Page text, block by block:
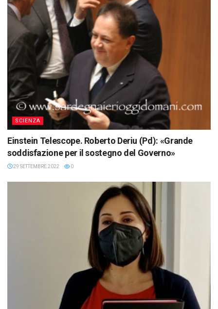
SCIENZA
Einstein Telescope. Roberto Deriu (Pd): «Grande
soddisfazione per il sostegno del Governo»
29 SETTEMBRE 2022 0